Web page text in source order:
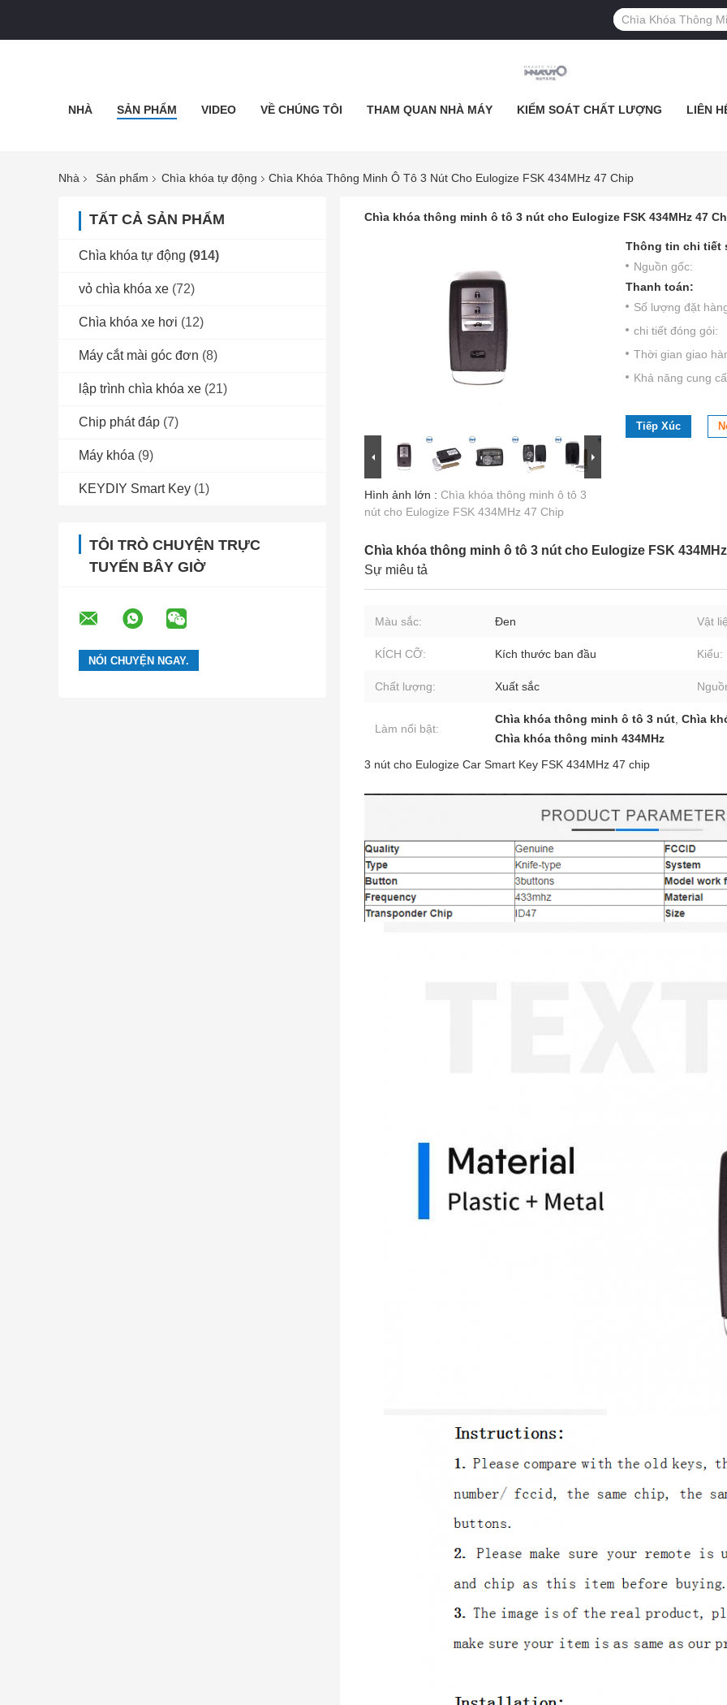
NHÀ SẢN PHẨM VIDEO VỀ CHÚNG TÔI THAM QUAN NHÀ MÁY KIỂM SOÁT CHẤT LƯỢNG LIÊN
Nhà Sản phẩm Chìa khóa tự động Chìa Khóa Thông Minh Ô Tô 3 Nút Cho Eulogize FSK 434MHz 47 Chip
TẤT CẢ SẢN PHẨM
Chìa khóa tự động (914)
vỏ chìa khóa xe (72)
Chìa khóa xe hơi (12)
Máy cắt mài góc đơn (8)
lập trình chìa khóa xe (21)
Chip phát đáp (7)
Máy khóa (9)
KEYDIY Smart Key (1)
TÔI TRÒ CHUYỆN TRỰC
TUYẾN BÂY GIỜ
Chìa khóa thông minh ô tô 3 nút cho Eulogize FSK 434MHz 47
Hình ảnh lớn : Chìa khóa thông minh ô tô 3
nút cho Eulogize FSK 434MHz 47 Chip
Thông tin chi tiết
Nguồn gốc:
Thanh toán:
Số lượng đặt
chi tiết đóng gói:
Thời gian giao
Khả năng cung
Tiếp Xúc
Chìa khóa thông minh ô tô 3 nút cho Eulogize FSK
Sự miêu tả
Màu sắc: Đen Vật
KÍCH CỠ: Kích thước ban đầu Kiểu:
Chất lượng: Xuất sắc
Làm nổi bật:
Chìa khóa thông minh ô tô 3 nút, Chìa
Chìa khóa thông minh 434MHz
3 nút cho Eulogize Car Smart Key FSK 434MHz 47 chip